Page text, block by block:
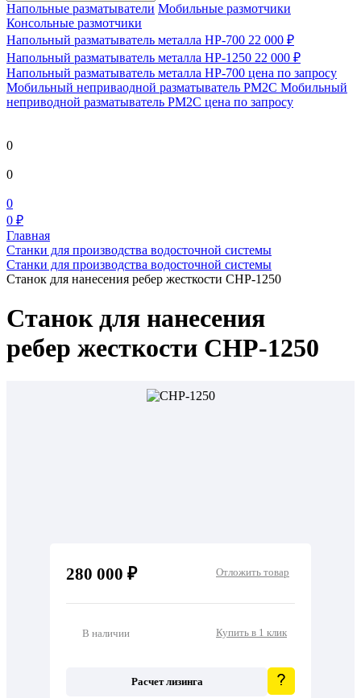
Напольные разматыватели Мобильные размотчики
Консольные размотчики
Напольный разматыватель металла HP-700 22 000 ₽
Напольный разматыватель металла HP-1250 22 000 ₽
Напольный разматыватель металла HP-700 цена по запросу
Мобильный непривaодной разматыватель РМ2С Мобильный
неприводной разматыватель РМ2С цена по запросу
0
0
0
0 ₽
Главная
Станки для производства водосточной системы
Станки для производства водосточной системы
Станок для нанесения ребер жесткости СНР-1250
Станок для нанесения
ребер жесткости СНР-1250
280 000 ₽ Отложить товар
В наличии Купить в 1 клик
Расчет лизинга